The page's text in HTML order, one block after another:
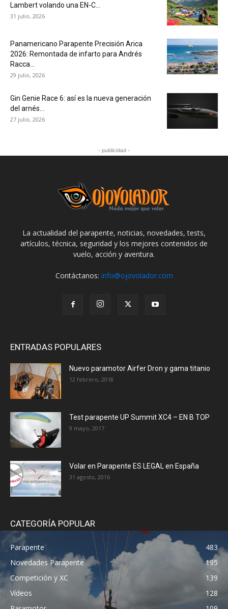
Lambert volando una EN-C...
31 julio, 2026
Panamericano Parapente Precisión Arica
2026: Remontada de infarto para Andrés
Racca...
29 julio, 2026
Gin Genie Race 6: así es la nueva generación
del arnés...
27 julio, 2026
- publicidad -
La actualidad del parapente, noticias, novedades, tests,
artículos, técnica, seguridad y los mejores contenidos de
vuelo, acción y aventura.
Contáctanos: info@ojovolador.com
ENTRADAS POPULARES
Nuevo paramotor Airfer Dron y gama titanio
12 febrero, 2018
Test parapente UP Summit XC4 – EN B TOP
9 mayo, 2017
Volar en Parapente ES LEGAL en España
31 agosto, 2016
CATEGORÍA POPULAR
Parapente
483
Novedades Parapente
195
Competición y XC
139
Vídeos
128